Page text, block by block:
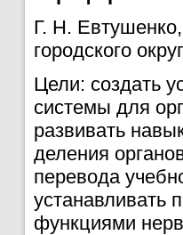
Г. Н.
городского
Цели: создать
системы для
развивать
деления
перевода
устанавливать
функциями